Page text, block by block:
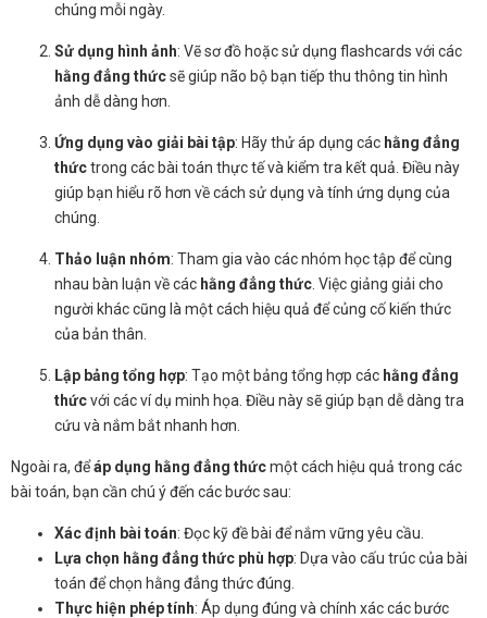
chúng mỗi ngày.
Sử dụng hình ảnh: Vẽ sơ đồ hoặc sử dụng flashcards với các
hằng đẳng thứcsẽ giúp não bộ bạn tiếp thu thông tin hình
ảnh dễ dàng hơn.
Ứng dụng vào giải bài tập: Hãy thử áp dụng các hằng đẳng
thứctrong các bài toán thực tế và kiểm tra kết quả. Điều này
giúp bạn hiểu rõ hơn về cách sử dụng và tính ứng dụng của
chúng.
Thảo luận nhóm: Tham gia vào các nhóm học tập để cùng
nhau bàn luận về các hằng đẳng thức . Việc giảng giải cho
người khác cũng là một cách hiệu quả để củng cố kiến thức
của bản thân.
Lập bảng tổng hợp: Tạo một bảng tổng hợp các hằng đẳng
thứcvới các ví dụ minh họa. Điều này sẽ giúp bạn dễ dàng tra
cứu và nắm bắt nhanh hơn.
Ngoài ra, đểáp dụng hằng đẳng thứcmột cách hiệu quả trong các
bài toán, bạn cần chú ý đến các bước sau:
Xác định bài toán: Đọc kỹ đề bài để nắm vững yêu cầu.
Lựa chọn hằng đẳng thức phù hợp: Dựa vào cấu trúc của bài
toán để chọn hằng đẳng thức đúng.
Thực hiện phép tính: Áp dụng đúng và chính xác các bước